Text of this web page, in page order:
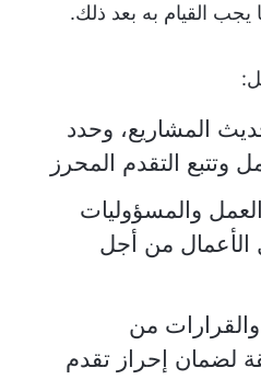
يجب القيام به بعد ذلك.
المشاريع، وحدد
التقدم المحرز
والمسؤوليات
من أجل
والقرارات من
لضمان إحراز تقدم